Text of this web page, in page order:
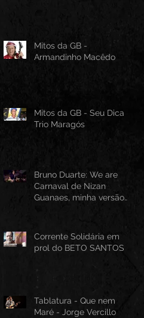
Mitos da GB -
Armandinho Macêdo
Mitos da GB - Seu Dica -
Trio Maragós
Bruno Duarte: We are
Carnaval de Nizan
Guanaes, minha versão
Corrente Solidária em
prol do BETO SANTOS
Tablatura - Que nem
Maré - Jorge Vercillo